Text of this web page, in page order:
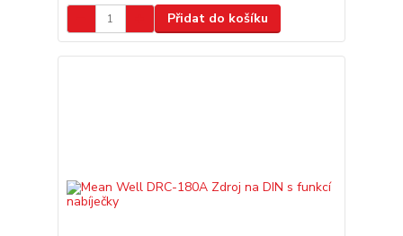
Přidat do košíku